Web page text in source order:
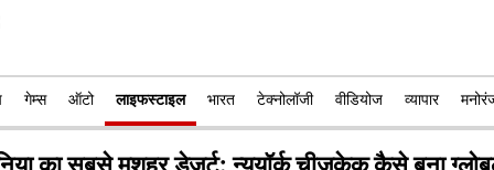
गेम्स ऑटो लाइफस्टाइल भारत टेक्नोलॉजी वीडियोज व्यापार